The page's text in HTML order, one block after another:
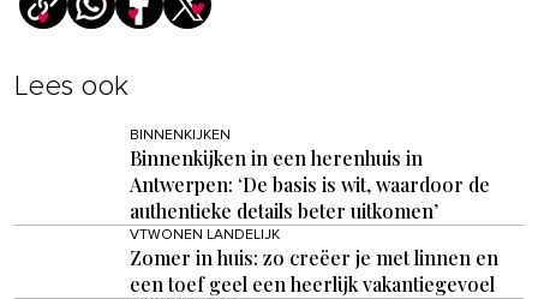
Lees ook
BINNENKIJKEN
Binnenkijken in een herenhuis in
Antwerpen: ‘De basis is wit, waardoor de
authentieke details beter uitkomen’
VTWONEN LANDELIJK
Zomer in huis: zo creëer je met linnen en
een toef geel een heerlijk vakantiegevoel